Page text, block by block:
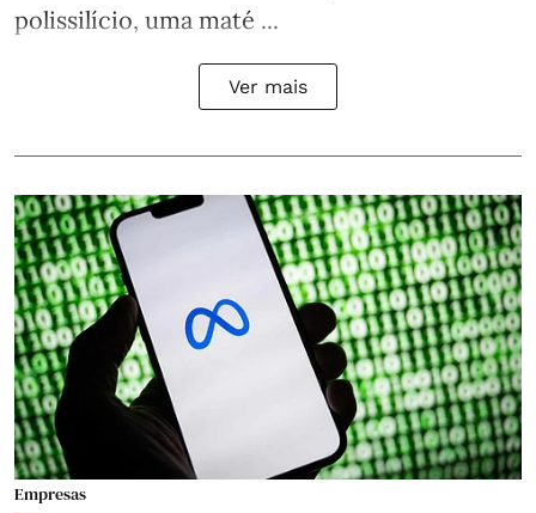
polissilício, uma maté ...
Ver mais
Empresas